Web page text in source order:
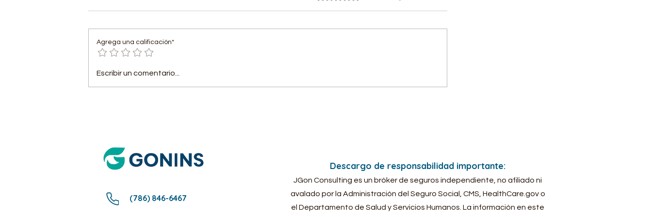
Medicare Advantage
cobertura y beneficios
ahorro garantizado
salud: protección y
Agrega una calificación*
Escribir un comentario...
(786) 846-6467
Descargo de responsabilidad importante:
JGon Consulting es un bróker de seguros independiente, no afiliado ni
avalado por la Administración del Seguro Social, CMS, HealthCare.gov o
el Departamento de Salud y Servicios Humanos. La información en este